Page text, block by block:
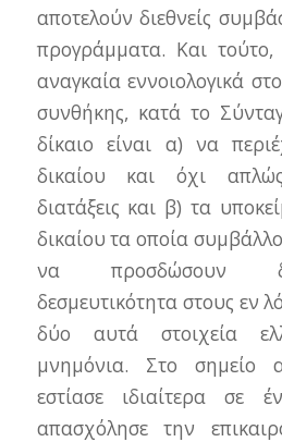
αποτελούν διεθνείς
προγράμματα. Και τούτο,
αναγκαία εννοιολογικά
συνθήκης, κατά το
δίκαιο είναι α) να
δικαίου και όχι
διατάξεις και β) τα
δικαίου τα οποία
να προσδώσουν
δεσμευτικότητα στους εν
δύο αυτά στοιχεία
μνημόνια. Στο σημείο
εστίασε ιδιαίτερα σε
απασχόλησε την